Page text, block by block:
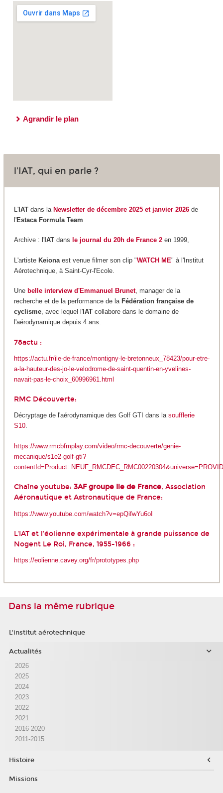
Agrandir le plan
l'IAT, qui en parle ?
L'IATdans la Newsletter de décembre 2025 et janvier 2026de
l'Estaca Formula Team
Archive : l'IATdans le journal du 20h de France 2en 1999,
L'artiste Keionaest venue filmer son clip "WATCH ME" à l'Institut
Aérotechnique, à Saint-Cyr-l'Ecole.
Une belle interview d'Emmanuel Brunet, manager de la
recherche et de la performance de la Fédération française de
cyclisme, avec lequel l'IAT collabore dans le domaine de
l'aérodynamique depuis 4 ans.
78actu :
https://actu.fr/ile-de-france/montigny-le-bretonneux_78423/pour-etre-
a-la-hauteur-des-jo-le-velodrome-de-saint-quentin-en-yvelines-
navait-pas-le-choix_60996961.html
RMC Découverte:
Décryptage de l'aérodynamique des Golf GTI dans la soufflerie
S10.
https://www.rmcbfmplay.com/video/rmc-decouverte/genie-
mecanique/s1e2-golf-gti?
Chaîne youtube: 3AF groupe Ile de France, Association
Aéronautique et Astronautique de France:
https://www.youtube.com/watch?v=epQifwYu6oI
L'IAT et l'éolienne expérimentale à grande puissance de
Nogent Le Roi, France, 1955-1966 :
https://eolienne.cavey.org/fr/prototypes.php
Dans la même rubrique
L'institut aérotechnique
Actualités
2026
2025
2024
2023
2022
2021
2016-2020
2011-2015
Histoire
Missions